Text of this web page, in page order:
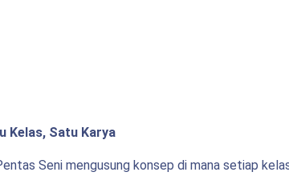
Kelas, Satu Karya
Seni mengusung konsep di mana setiap